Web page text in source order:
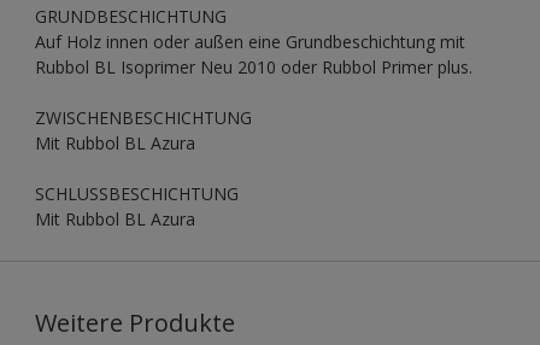
GRUNDBESCHICHTUNG
Auf Holz innen oder außen eine Grundbeschichtung mit
Rubbol BL Isoprimer Neu 2010 oder Rubbol Primer plus.
ZWISCHENBESCHICHTUNG
Mit Rubbol BL Azura
SCHLUSSBESCHICHTUNG
Mit Rubbol BL Azura
Weitere Produkte